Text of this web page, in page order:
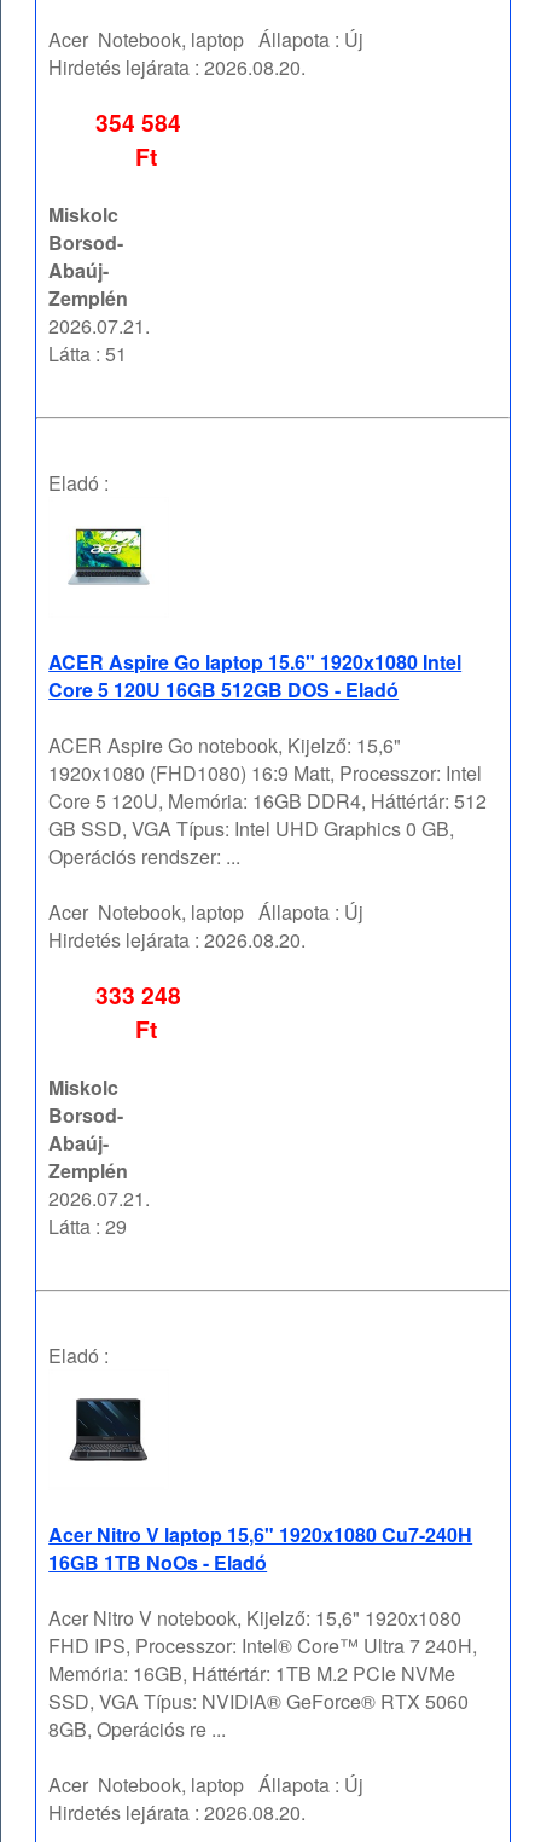
Acer Notebook, laptop Állapota : Új
Hirdetés lejárata :2026.08.20.
354 584
Ft
Miskolc
Borsod-
Abaúj-
Zemplén
2026.07.21.
Látta : 51
Eladó :
ACER Aspire Go laptop 15.6" 1920x1080 Intel
Core 5 120U 16GB 512GB DOS - Eladó
ACER Aspire Go notebook, Kijelző: 15,6"
1920x1080 (FHD1080) 16:9 Matt, Processzor: Intel
Core 5 120U, Memória: 16GB DDR4, Háttértár: 512
GB SSD, VGA Típus: Intel UHD Graphics 0 GB,
Operációs rendszer: ...
Acer Notebook, laptop Állapota : Új
Hirdetés lejárata :2026.08.20.
333 248
Ft
Miskolc
Borsod-
Abaúj-
Zemplén
2026.07.21.
Látta : 29
Eladó :
Acer Nitro V laptop 15,6" 1920x1080 Cu7-240H
16GB 1TB NoOs - Eladó
Acer Nitro V notebook, Kijelző: 15,6" 1920x1080
FHD IPS, Processzor: Intel® Core™ Ultra 7 240H,
Memória: 16GB, Háttértár: 1TB M.2 PCIe NVMe
SSD, VGA Típus: NVIDIA® GeForce® RTX 5060
8GB, Operációs re ...
Acer Notebook, laptop Állapota : Új
Hirdetés lejárata :2026.08.20.